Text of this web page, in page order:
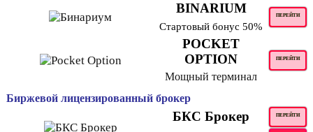
BINARIUM ПЕРЕЙТИ
Стартовый бонус 50%
POCKET
OPTION
ПЕРЕЙТИ
Мощный терминал
Биржевой лицензированный брокер
БКС Брокер ПЕРЕЙТИ